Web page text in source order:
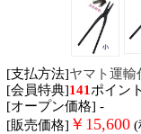
[支払方法]ヤマト運輸
[会員特典]141 ポイント
[オープン価格] -
[販売価格] ￥ 15,600 (